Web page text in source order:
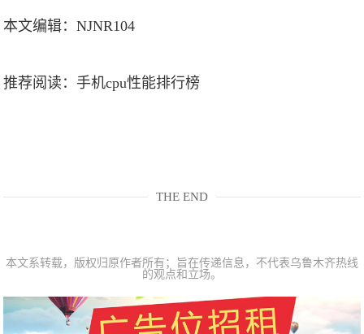
本文编辑：NJNR104
推荐阅读： 手机cpu性能排行榜
THE END
本文系转载，版权归原作者所有；旨在传递信息，不代表乌鲁木齐热线
的观点和立场。